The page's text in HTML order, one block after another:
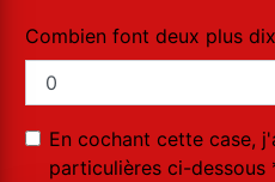
Combien font deux plus dix
En cochant cette case,
particulières ci-dessous